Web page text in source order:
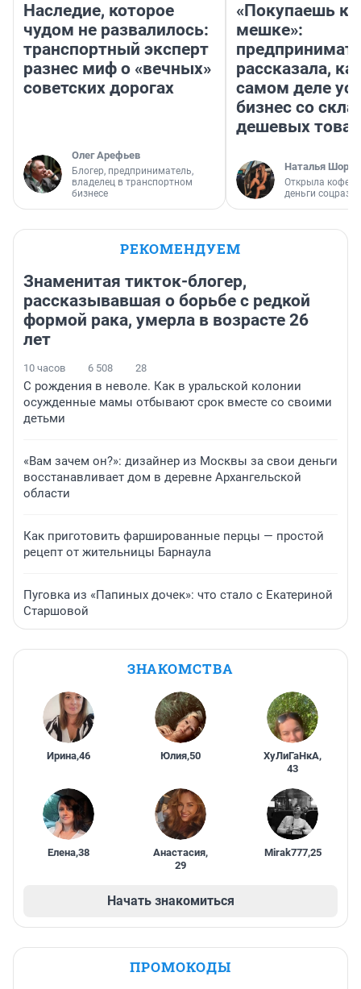
Наследие, которое
чудом не развалилось:
транспортный эксперт
разнес миф о «вечных»
советских дорогах
Олег Арефьев
Блогер, предприниматель,
владелец в транспортном
бизнесе
«Покупаешь
мешке»:
рассказала,
самом деле
бизнес со
дешевых
Наталья
Открыла
деньги
РЕКОМЕНДУЕМ
Знаменитая тикток-блогер,
рассказывавшая о борьбе с редкой
формой рака, умерла в возрасте 26
лет
10 часов 6 508 28
С рождения в неволе. Как в уральской колонии
осужденные мамы отбывают срок вместе со своими
детьми
«Вам зачем он?»: дизайнер из Москвы за свои деньги
восстанавливает дом в деревне Архангельской
области
Как приготовить фаршированные перцы — простой
рецепт от жительницы Барнаула
Пуговка из «Папиных дочек»: что стало с Екатериной
Старшовой
ЗНАКОМСТВА
Ирина,46 Юлия,50 ХуЛиГаНкА,
43
Елена,38 Анастасия,
29
Mirak777,25
Начать знакомиться
ПРОМОКОДЫ